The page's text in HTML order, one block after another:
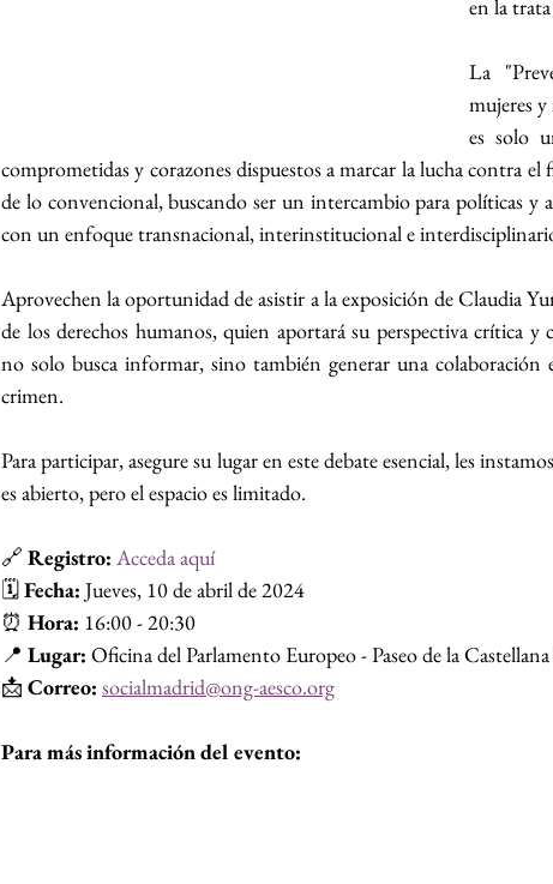
en la
La
mujeres
es solo
comprometidas y corazones dispuestos a marcar la lucha contra el
de lo convencional, buscando ser un intercambio para políticas y
con un enfoque transnacional, interinstitucional e
Aprovechen la oportunidad de asistir a la exposición de Claudia
de los derechos humanos, quien aportará su perspectiva crítica
no solo busca informar, sino también generar una colaboración
crimen.
Para participar, asegure su lugar en este debate esencial, les
es abierto, pero el espacio es limitado.
🔗 Registro: Acceda aquí
🗓️ Fecha: Jueves, 10 de abril de 2024
⏰ Hora: 16:00 - 20:30
📍 Lugar: Oficina del Parlamento Europeo - Paseo de la
📩 Correo: socialmadrid@ong-aesco.org
Para más información del evento: